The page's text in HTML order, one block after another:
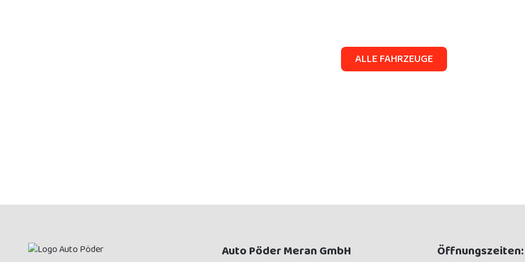
ALLE FAHRZEUGE
Auto Pöder Meran GmbH
Öffnungszeiten: